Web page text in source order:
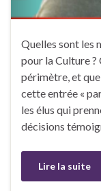
Quelles sont les
pour la Culture ?
périmètre, et
cette entrée «
les élus qui
décisions
Lire la suite